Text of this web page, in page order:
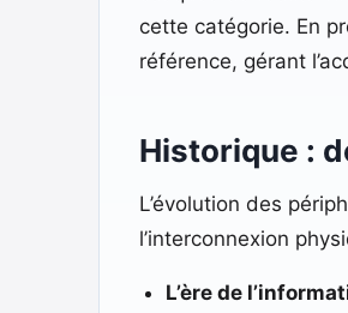
cette catégorie. En
référence, gérant
Historique :
L’évolution des
l’interconnexion
L’ère de